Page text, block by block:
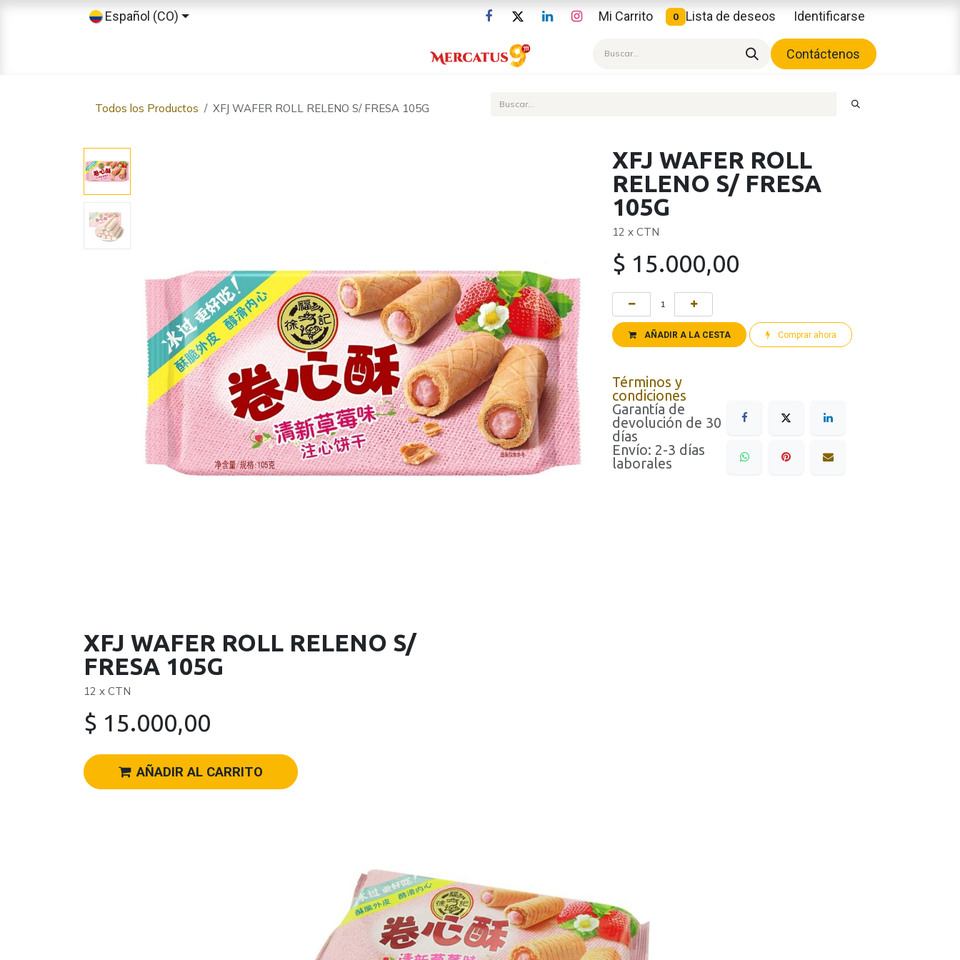
Español (CO) Mi Carrito 0 Lista de deseos Identificarse
Contáctenos
Todos los Productos XFJ WAFER ROLL RELENO S/ FRESA 105G
XFJ WAFER ROLL
RELENO S/ FRESA
105G
12 x CTN
$ 15.000,00
AÑADIR A LA CESTA Comprar ahora
Términos y
condiciones
Garantía de
devolución de 30
días
Envío: 2-3 días
laborales
XFJ WAFER ROLL RELENO S/
FRESA 105G
12 x CTN
$ 15.000,00
AÑADIR AL CARRITO